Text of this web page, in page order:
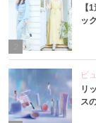
【
ッ
ビ
リ
ス